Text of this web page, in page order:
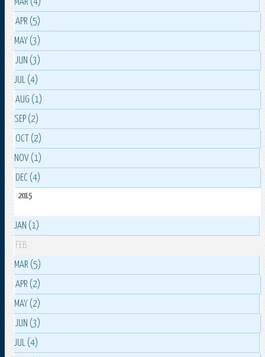
MAR (4)
APR (5)
MAY (3)
JUN (3)
JUL (4)
AUG (1)
SEP (2)
OCT (2)
NOV (1)
DEC (4)
2015
JAN (1)
FEB
MAR (5)
APR (2)
MAY (2)
JUN (3)
JUL (4)